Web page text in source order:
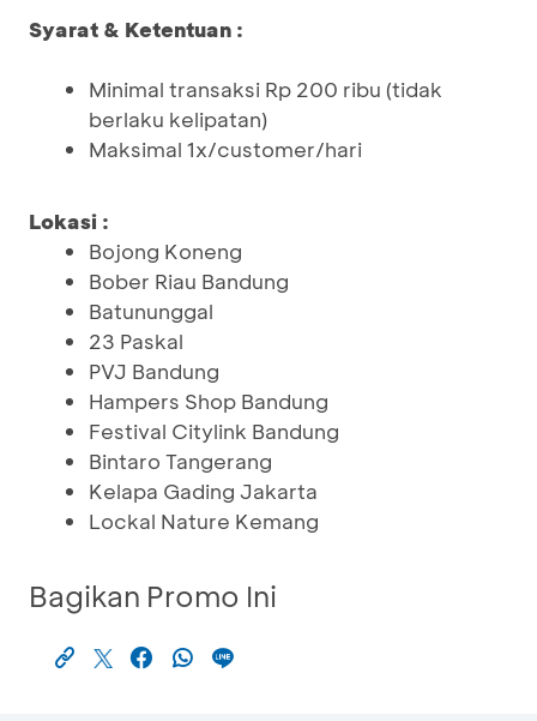
Syarat & Ketentuan :
Minimal transaksi Rp 200 ribu (tidak
berlaku kelipatan)
Maksimal 1x/customer/hari
Lokasi :
Bojong Koneng
Bober Riau Bandung
Batununggal
23 Paskal
PVJ Bandung
Hampers Shop Bandung
Festival Citylink Bandung
Bintaro Tangerang
Kelapa Gading Jakarta
Lockal Nature Kemang
Bagikan Promo Ini